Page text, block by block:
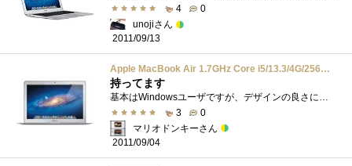
4
0
unojiさん
2011/09/13
Apple MacBook Air 1.7GHz Core i5/13.3/4G/256G/802.11n/BT/Thunderbolt MC966J/A
持ってます
基本はWindowsユーザですが、デザインの良さに思わずポチってしまいました。気になるSSDは、Samsung製の当り(?)を引いたようで、システムやアプリの...
3
0
マリオドンキーさん
2011/09/04